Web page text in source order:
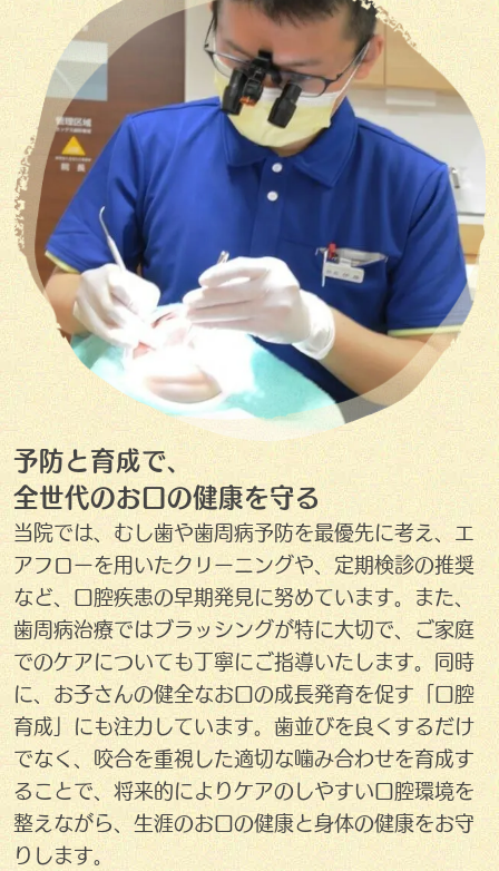
予防と育成で、
全世代のお口の健康を守る
当院では、むし歯や歯周病予防を最優先に考え、エ
アフローを用いたクリーニングや、定期検診の推奨
など、口腔疾患の早期発見に努めています。また、
歯周病治療ではブラッシングが特に大切で、ご家庭
でのケアについても丁寧にご指導いたします。同時
に、お子さんの健全なお口の成長発育を促す「口腔
育成」にも注力しています。歯並びを良くするだけ
でなく、咬合を重視した適切な噛み合わせを育成す
ることで、将来的によりケアのしやすい口腔環境を
整えながら、生涯のお口の健康と身体の健康をお守
りします。